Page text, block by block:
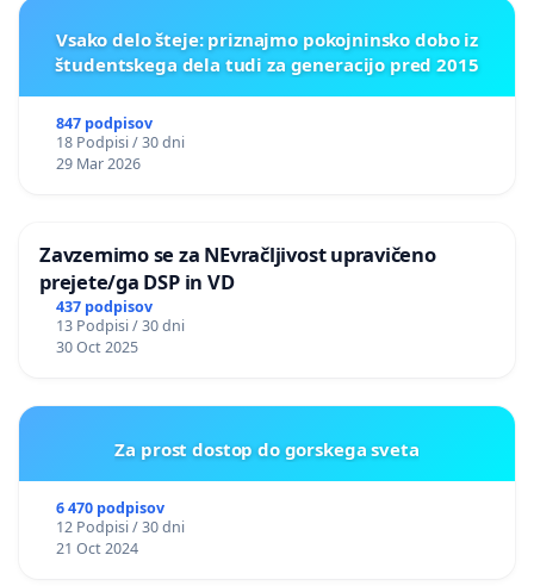
Vsako delo šteje: priznajmo pokojninsko dobo iz
študentskega dela tudi za generacijo pred 2015
847 podpisov
18 Podpisi / 30 dni
29 Mar 2026
Zavzemimo se za NEvračljivost upravičeno
prejete/ga DSP in VD
437 podpisov
13 Podpisi / 30 dni
30 Oct 2025
Za prost dostop do gorskega sveta
6 470 podpisov
12 Podpisi / 30 dni
21 Oct 2024